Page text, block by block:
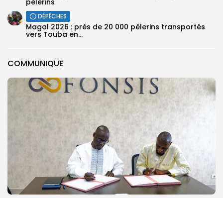
COMMUNIQUE
DÉPÊCHES
Magal 2026 : près de 20 000 pèlerins transportés
vers Touba en...